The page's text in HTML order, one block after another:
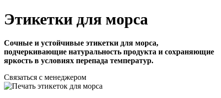
Этикетки для морса
Сочные и устойчивые этикетки для морса,
подчеркивающие натуральность продукта и сохраняющие
яркость в условиях перепада температур.
Связаться с менеджером